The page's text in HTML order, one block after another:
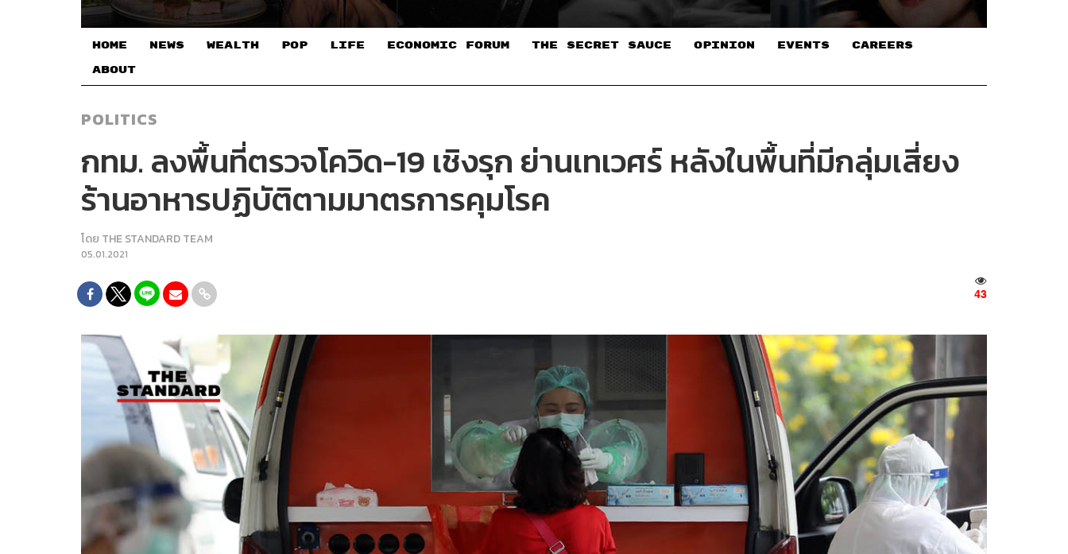
HOME NEWS WEALTH POP LIFE ECONOMIC FORUM THE SECRET SAUCE​ OPINION EVENTS CAREERS
ABOUT
POLITICS
กทม. ลงพื้นที่ตรวจโควิด-19 เชิงรุก ย่านเทเวศร์ หลังในพื้นที่มีกลุ่มเสี่ยง
ร้านอาหารปฏิบัติตามมาตรการคุมโรค
โดย THE STANDARD TEAM
05.01.2021
43